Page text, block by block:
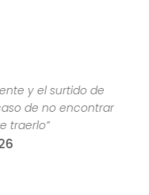
y el surtido de
de no encontrar